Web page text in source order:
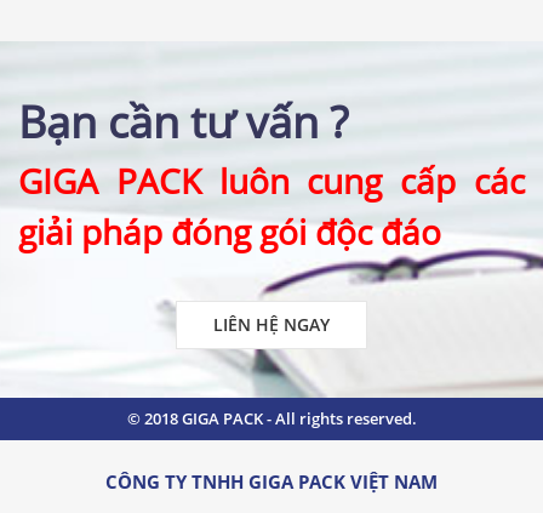
Bạn cần tư vấn ?
GIGA PACK luôn cung cấp các
giải pháp đóng gói độc đáo
LIÊN HỆ NGAY
© 2018 GIGA PACK - All rights reserved.
CÔNG TY TNHH GIGA PACK VIỆT NAM